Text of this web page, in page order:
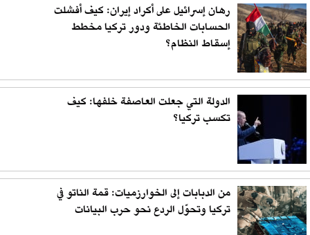
رهان إسرائيل على أكراد إيران: كيف أفشلت
الحسابات الخاطئة ودور تركيا مخطط
إسقاط النظام؟
الدولة التي جعلت العاصفة خلفها: كيف
تكسب تركيا؟
من الدبابات إلى الخوارزميات: قمة الناتو في
تركيا وتحوّل الردع نحو حرب البيانات